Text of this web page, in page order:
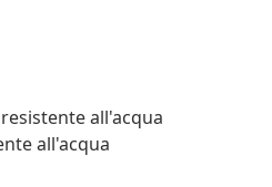
all'acqua
all'acqua